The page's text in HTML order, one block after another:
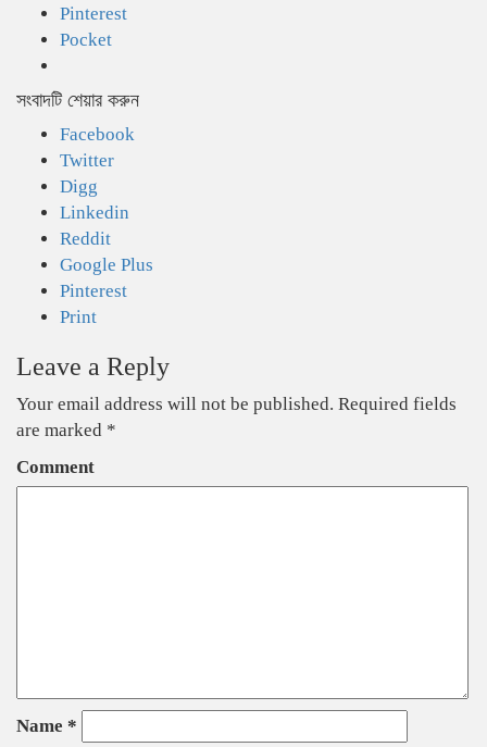
Pinterest
Pocket
সংবাদটি শেয়ার করুন
Facebook
Twitter
Digg
Linkedin
Reddit
Google Plus
Pinterest
Print
Leave a Reply
Your email address will not be published. Required fields
are marked *
Comment
Name *